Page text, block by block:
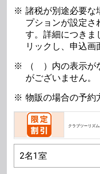
諸税が別途必要な
プションが設定さ
す。詳細につきま
リックし、申込画
（ ）内の表示が
がございません。
物販の場合の予約
クラブツーリズ